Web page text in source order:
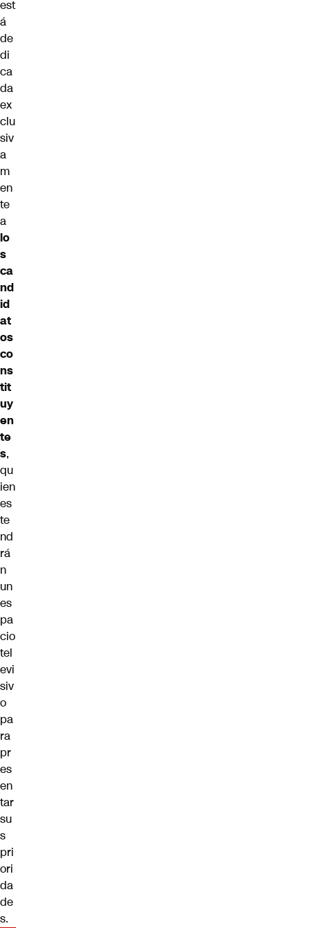
est
á
de
di
ca
da
ex
clu
siv
a
m
en
te
a
lo
s
ca
nd
id
at
os
co
ns
tit
uy
en
te
s,
qu
ien
es
te
nd
rá
n
un
es
pa
cio
tel
evi
siv
o
pa
ra
pr
es
en
tar
su
s
pri
ori
da
de
s.